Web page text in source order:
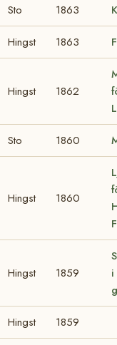
Sto 1863
Hingst 1863
Hingst 1862
Sto 1860
Hingst 1860
Hingst 1859
i
Hingst 1859